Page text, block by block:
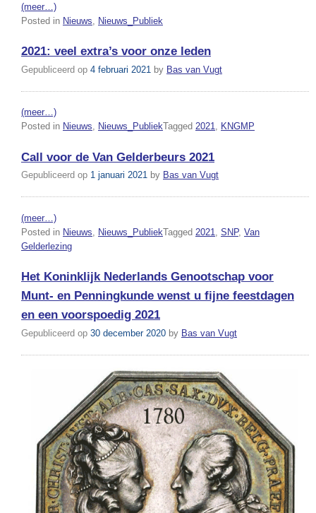
(meer…)
Posted in Nieuws Nieuws_Publiek
2021: veel extra’s voor onze leden
Gepubliceerd op 4 februari 2021 by Bas van Vugt
(meer…)
Posted in Nieuws, Nieuws_PubliekTagged 2021, KNGMP
Call voor de Van Gelderbeurs 2021
Gepubliceerd op 1 januari 2021 by Bas van Vugt
(meer…)
Posted in Nieuws Nieuws_PubliekTagged 2021 SNP, Van
Gelderlezing
Het Koninklijk Nederlands Genootschap voor
Munt- en Penningkunde wenst u fijne feestdagen
en een voorspoedig 2021
Gepubliceerd op 30 december 2020 by Bas van Vugt